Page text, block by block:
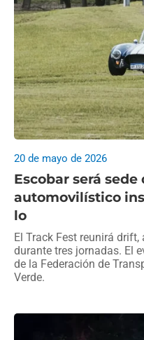
Escobar será
automovilístico
lo
20 de mayo de 2026
El Track Fest reunirá
durante tres jornadas. El
de la Federación de
Verde.